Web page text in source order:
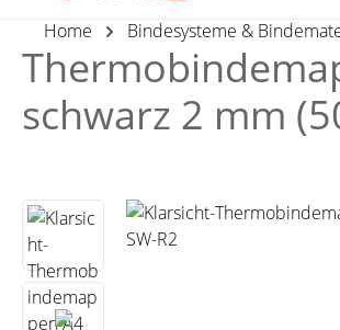
Home Bindesysteme &
schwarz 2 mm
Bildergalerie überspringen